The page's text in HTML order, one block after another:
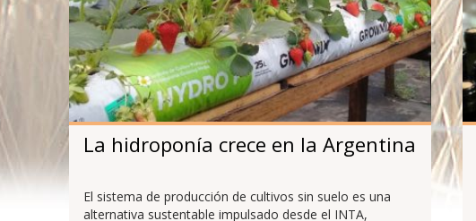
La hidroponía crece en la Argentina
El sistema de producción de cultivos sin suelo es una
alternativa sustentable impulsado desde el INTA,